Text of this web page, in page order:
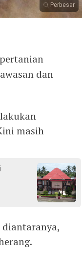
Perbesar
dan
masih
diantaranya,